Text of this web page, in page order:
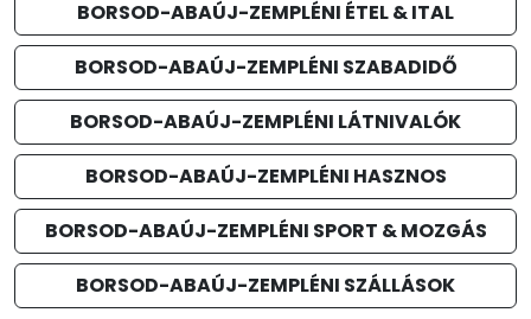
BORSOD-ABAÚJ-ZEMPLÉNI ÉTEL & ITAL
BORSOD-ABAÚJ-ZEMPLÉNI SZABADIDŐ
BORSOD-ABAÚJ-ZEMPLÉNI LÁTNIVALÓK
BORSOD-ABAÚJ-ZEMPLÉNI HASZNOS
BORSOD-ABAÚJ-ZEMPLÉNI SPORT & MOZGÁS
BORSOD-ABAÚJ-ZEMPLÉNI SZÁLLÁSOK